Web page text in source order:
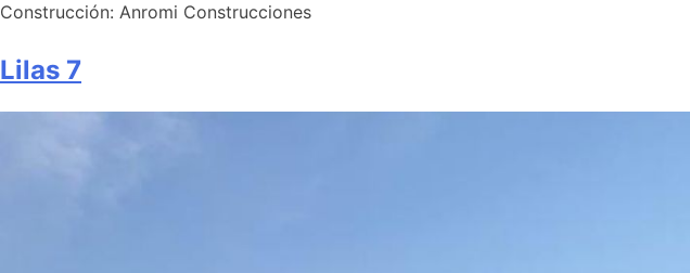
Construcción: Anromi Construcciones
Lilas 7